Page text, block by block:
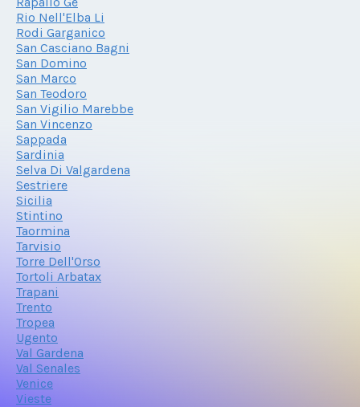
Rio Nell'Elba Li
Rodi Garganico
San Casciano Bagni
San Domino
San Marco
San Teodoro
San Vigilio Marebbe
San Vincenzo
Sappada
Sardinia
Selva Di Valgardena
Sestriere
Sicilia
Stintino
Taormina
Tarvisio
Torre Dell'Orso
Tortoli Arbatax
Trapani
Trento
Tropea
Ugento
Val Gardena
Val Senales
Venice
Vieste